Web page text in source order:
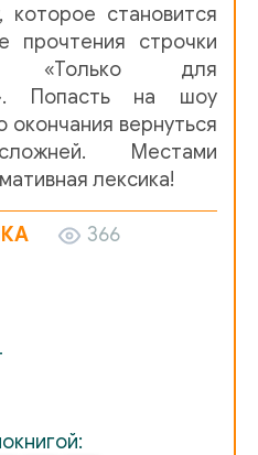
становится
прочтения строчки
«Только для
Попасть на шоу
окончания вернуться
Местами
лексика!
366